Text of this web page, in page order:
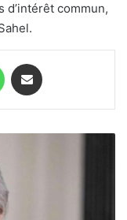
commun,
WhatsApp